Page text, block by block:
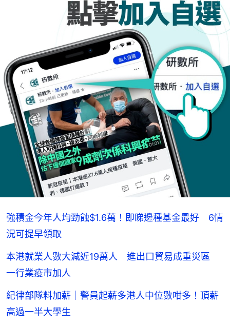
強積金今年人均勁蝕$1.6萬！即睇邊種基金最好 6情
況可提早領取
本港就業人數大減近19萬人 進出口貿易成重災區
一行業疫市加人
紀律部隊料加薪｜警員起薪多港人中位數咁多！頂薪
高過一半大學生